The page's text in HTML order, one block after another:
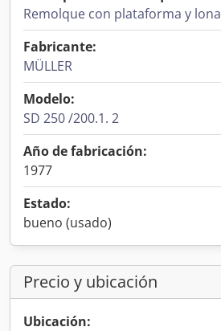
Remolque con plataforma y lona
Fabricante:
MÜLLER
Modelo:
SD 250 /200.1. 2
Año de fabricación:
1977
Estado:
bueno (usado)
Precio y ubicación
Ubicación: